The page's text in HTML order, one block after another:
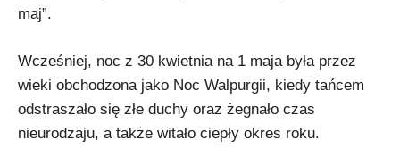
maj”.
Wcześniej, noc z 30 kwietnia na 1 maja była przez
wieki obchodzona jako Noc Walpurgii, kiedy tańcem
odstraszało się złe duchy oraz żegnało czas
nieurodzaju, a także witało ciepły okres roku.